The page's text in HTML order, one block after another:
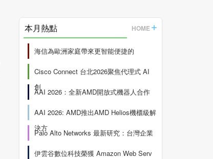
本月熱點 HOME
海信為歐洲家庭帶來更智能便捷的
Cisco Connect 台北2026聚焦代理式 AI
創
AAI 2026：全新AMD開放式機器人合作
AAI 2026: AMD推出AMD Helios機櫃級解
決方
Palo Alto Networks 最新研究：台灣企業
伊雲谷數位科技榮獲 Amazon Web Serv